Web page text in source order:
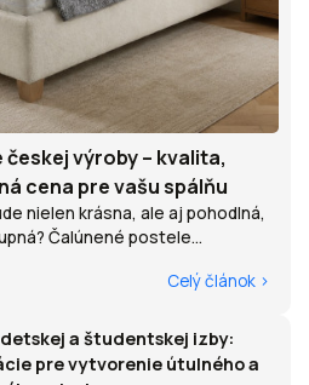
výroby – kvalita,
cena pre vašu spálňu
nielen krásna, ale aj pohodlná,
Čalúnené postele...
Celý článok >
a študentskej izby:
pre vytvorenie útulného a